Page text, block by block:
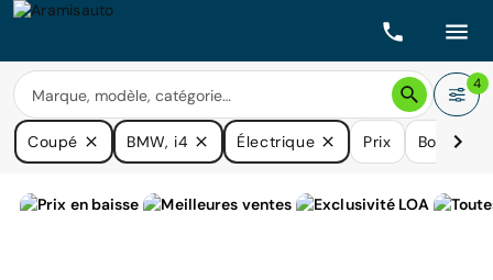
4
Coupé BMW, i4 Électrique Prix Boîtes